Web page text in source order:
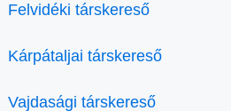
Felvidéki társkereső
Kárpátaljai társkereső
Vajdasági társkereső